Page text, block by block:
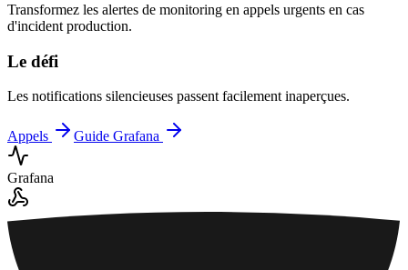
Transformez les alertes de monitoring en appels urgents en cas
d'incident production.
Le défi
Les notifications silencieuses passent facilement inaperçues.
Appels Guide Grafana
Grafana